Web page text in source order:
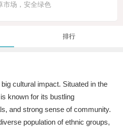
市场，安全绿色
排行
cultural impact. Situated in the
known for its bustling
and strong sense of community.
population of ethnic groups,